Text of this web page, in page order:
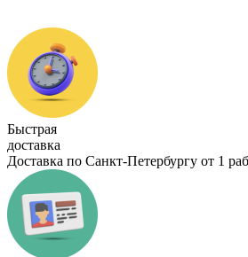
Быстрая
доставка
Доставка по Санкт-Петербургу от 1